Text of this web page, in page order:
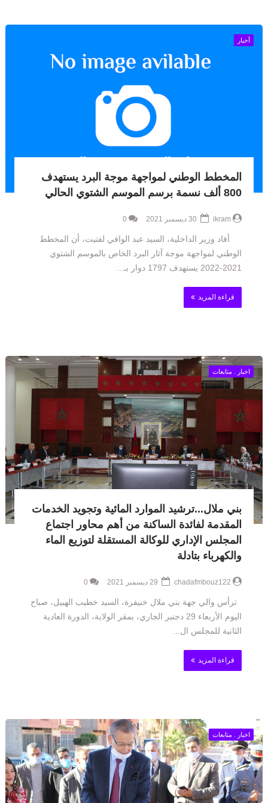
أخبار
المخطط الوطني لمواجهة موجة البرد يستهدف
800 ألف نسمة برسم الموسم الشتوي الحالي
ikram
0
أفاد وزير الداخلية، السيد عبد الوافي لفتيت، أن المخطط
الوطني لمواجهة موجة آثار البرد الخاص بالموسم الشتوي
2021-2022 يستهدف 1797 دوار بـ...
قراءة المزيد
اخبار . متابعات
بني ملال...ترشيد الموارد المائية وتجويد الخدمات
المقدمة لفائدة الساكنة من أهم محاور اجتماع
المجلس الإداري للوكالة المستقلة لتوزيع الماء
والكهرباء بتادلة
chadafmbouz122
0
ترأس والي جهة بني ملال خنيفرة، السيد خطيب الهبيل، صباح
اليوم الأربعاء 29 دجنبر الجاري، بمقر الولاية، الدورة العادية
الثانية للمجلس ال...
قراءة المزيد
اخبار . متابعات